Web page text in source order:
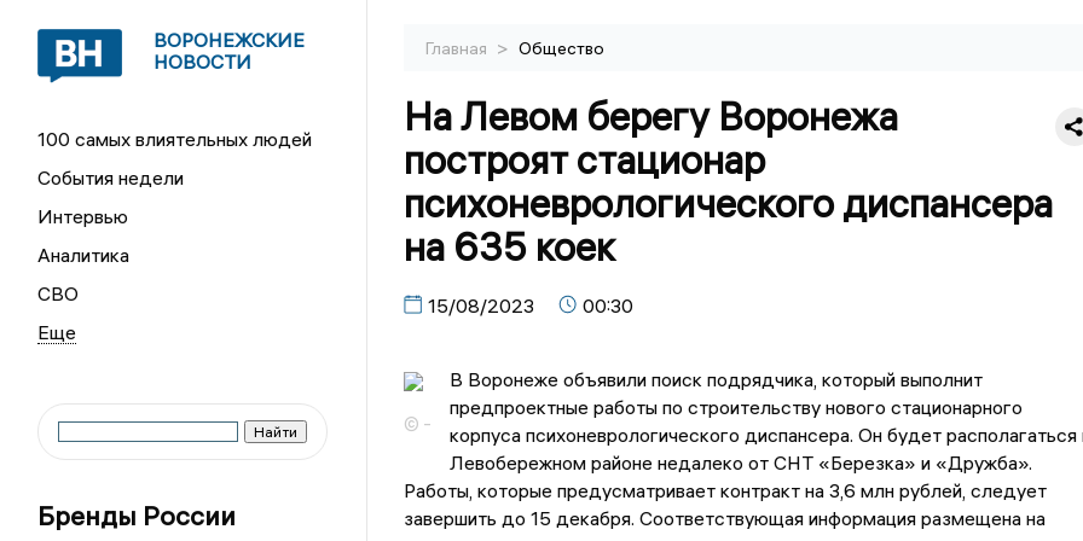
ВОРОНЕЖСКИЕ
НОВОСТИ
100 самых влиятельных людей
События недели
Интервью
Аналитика
СВО
Бренды России
Главная > Общество
На Левом берегу Воронежа
построят стационар
психоневрологического диспансера
на 635 коек
15/08/2023 00:30
© -
В Воронеже объявили поиск подрядчика, который выполнит
предпроектные работы по строительству нового стационарного
корпуса психоневрологического диспансера. Он будет располагаться
Левобережном районе недалеко от СНТ «Березка» и «Дружба».
Работы, которые предусматривает контракт на 3,6 млн рублей, следует
завершить до 15 декабря. Соответствующая информация размещена на